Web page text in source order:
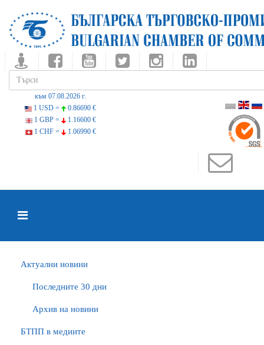
към 07.08.2026 г.
1 USD =
0.86690 €
1 GBP =
1.16600 €
1 CHF =
1.06990 €
Актуални новини
Последните 30 дни
Архив на новини
БTПП в медиите